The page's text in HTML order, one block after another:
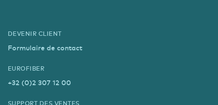
DEVENIR CLIENT
Formulaire de contact
EUROFIBER
+32 (0)2 307 12 00
SUPPORT DES VENTES